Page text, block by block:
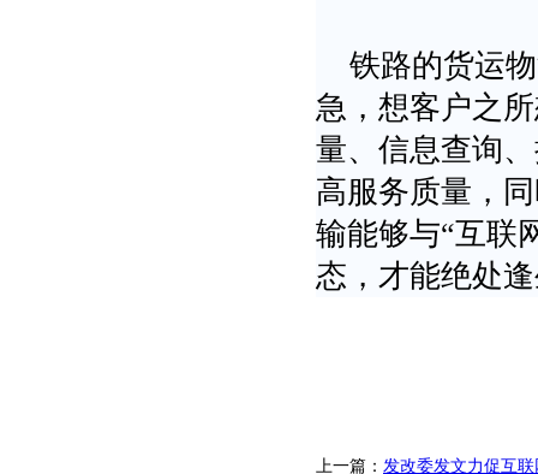
铁路的货运
急，想客户之
量、信息查询
高服务质量，
输能够与“互联
态，才能绝处
上一篇： 发改委发文力促互